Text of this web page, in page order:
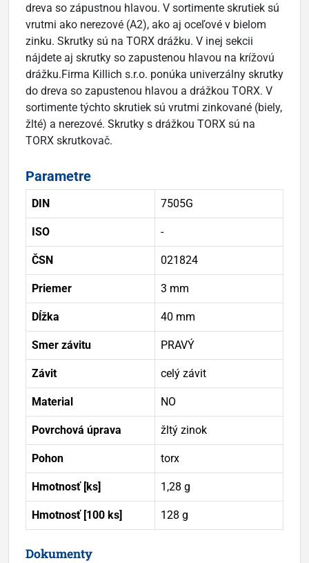
dreva so zápustnou hlavou. V sortimente skrutiek sú
vrutmi ako nerezové (A2), ako aj oceľové v bielom
zinku. Skrutky sú na TORX drážku. V inej sekcii
nájdete aj skrutky so zapustenou hlavou na krížovú
drážku.Firma Killich s.r.o. ponúka univerzálny skrutky
do dreva so zapustenou hlavou a drážkou TORX. V
sortimente týchto skrutiek sú vrutmi zinkované (biely,
žlté) a nerezové. Skrutky s drážkou TORX sú na
TORX skrutkovač.
Parametre
DIN 7505G
ISO -
ČSN 021824
Priemer 3 mm
Dĺžka 40 mm
Smer závitu PRAVÝ
Závit celý závit
Material NO
Povrchová úprava žltý zinok
Pohon torx
Hmotnosť [ks] 1,28 g
Hmotnosť [100 ks] 128 g
Dokumenty